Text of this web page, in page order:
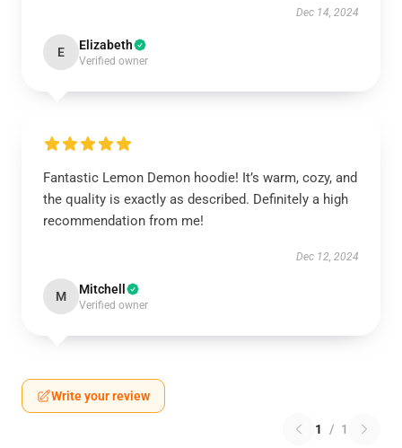
Dec 14, 2024
E Elizabeth
Verified owner
Fantastic Lemon Demon hoodie! It’s warm, cozy, and
the quality is exactly as described. Definitely a high
recommendation from me!
Dec 12, 2024
M Mitchell
Verified owner
Write your review
1 / 1